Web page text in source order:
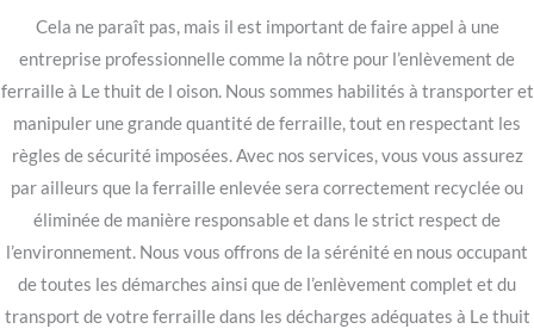
Cela ne paraît pas, mais il est important de faire appel à une
entreprise professionnelle comme la nôtre pour l’enlèvement de
ferraille à Le thuit de l oison. Nous sommes habilités à transporter et
manipuler une grande quantité de ferraille, tout en respectant les
règles de sécurité imposées. Avec nos services, vous vous assurez
par ailleurs que la ferraille enlevée sera correctement recyclée ou
éliminée de manière responsable et dans le strict respect de
l’environnement. Nous vous offrons de la sérénité en nous occupant
de toutes les démarches ainsi que de l’enlèvement complet et du
transport de votre ferraille dans les décharges adéquates à Le thuit